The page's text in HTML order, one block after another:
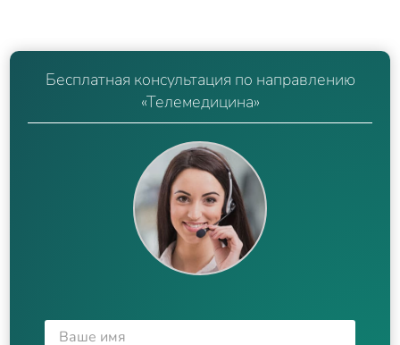
Бесплатная консультация по направлению
«Телемедицина»